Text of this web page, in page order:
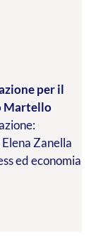
per il
Martello
Zanella
ed economia